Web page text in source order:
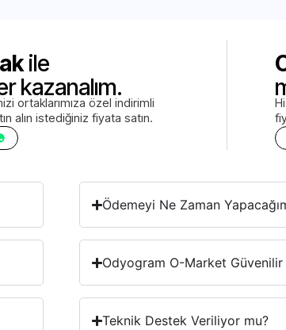
ile
kazanalım.
ortaklarımıza özel indirimli
alın istediğiniz fiyata satın.
Ödemeyi Ne Zaman
Odyogram O-Market Güvenilir
Teknik Destek Veriliyor mu?